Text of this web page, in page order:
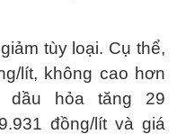
tùy loại. Cụ thể,
lít, không cao hơn
dầu hỏa tăng 29
đồng/lít và giá